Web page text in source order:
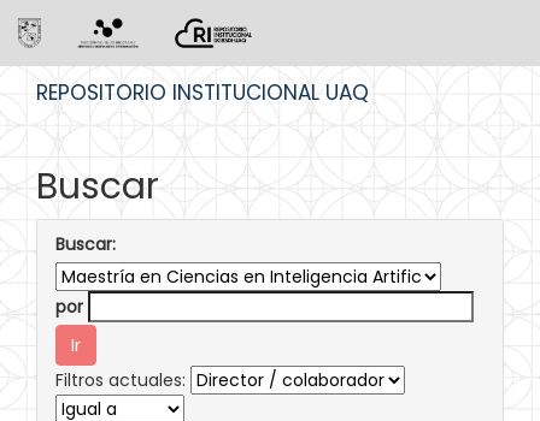
REPOSITORIO INSTITUCIONAL UAQ
Buscar
Buscar:
por
Filtros actuales: